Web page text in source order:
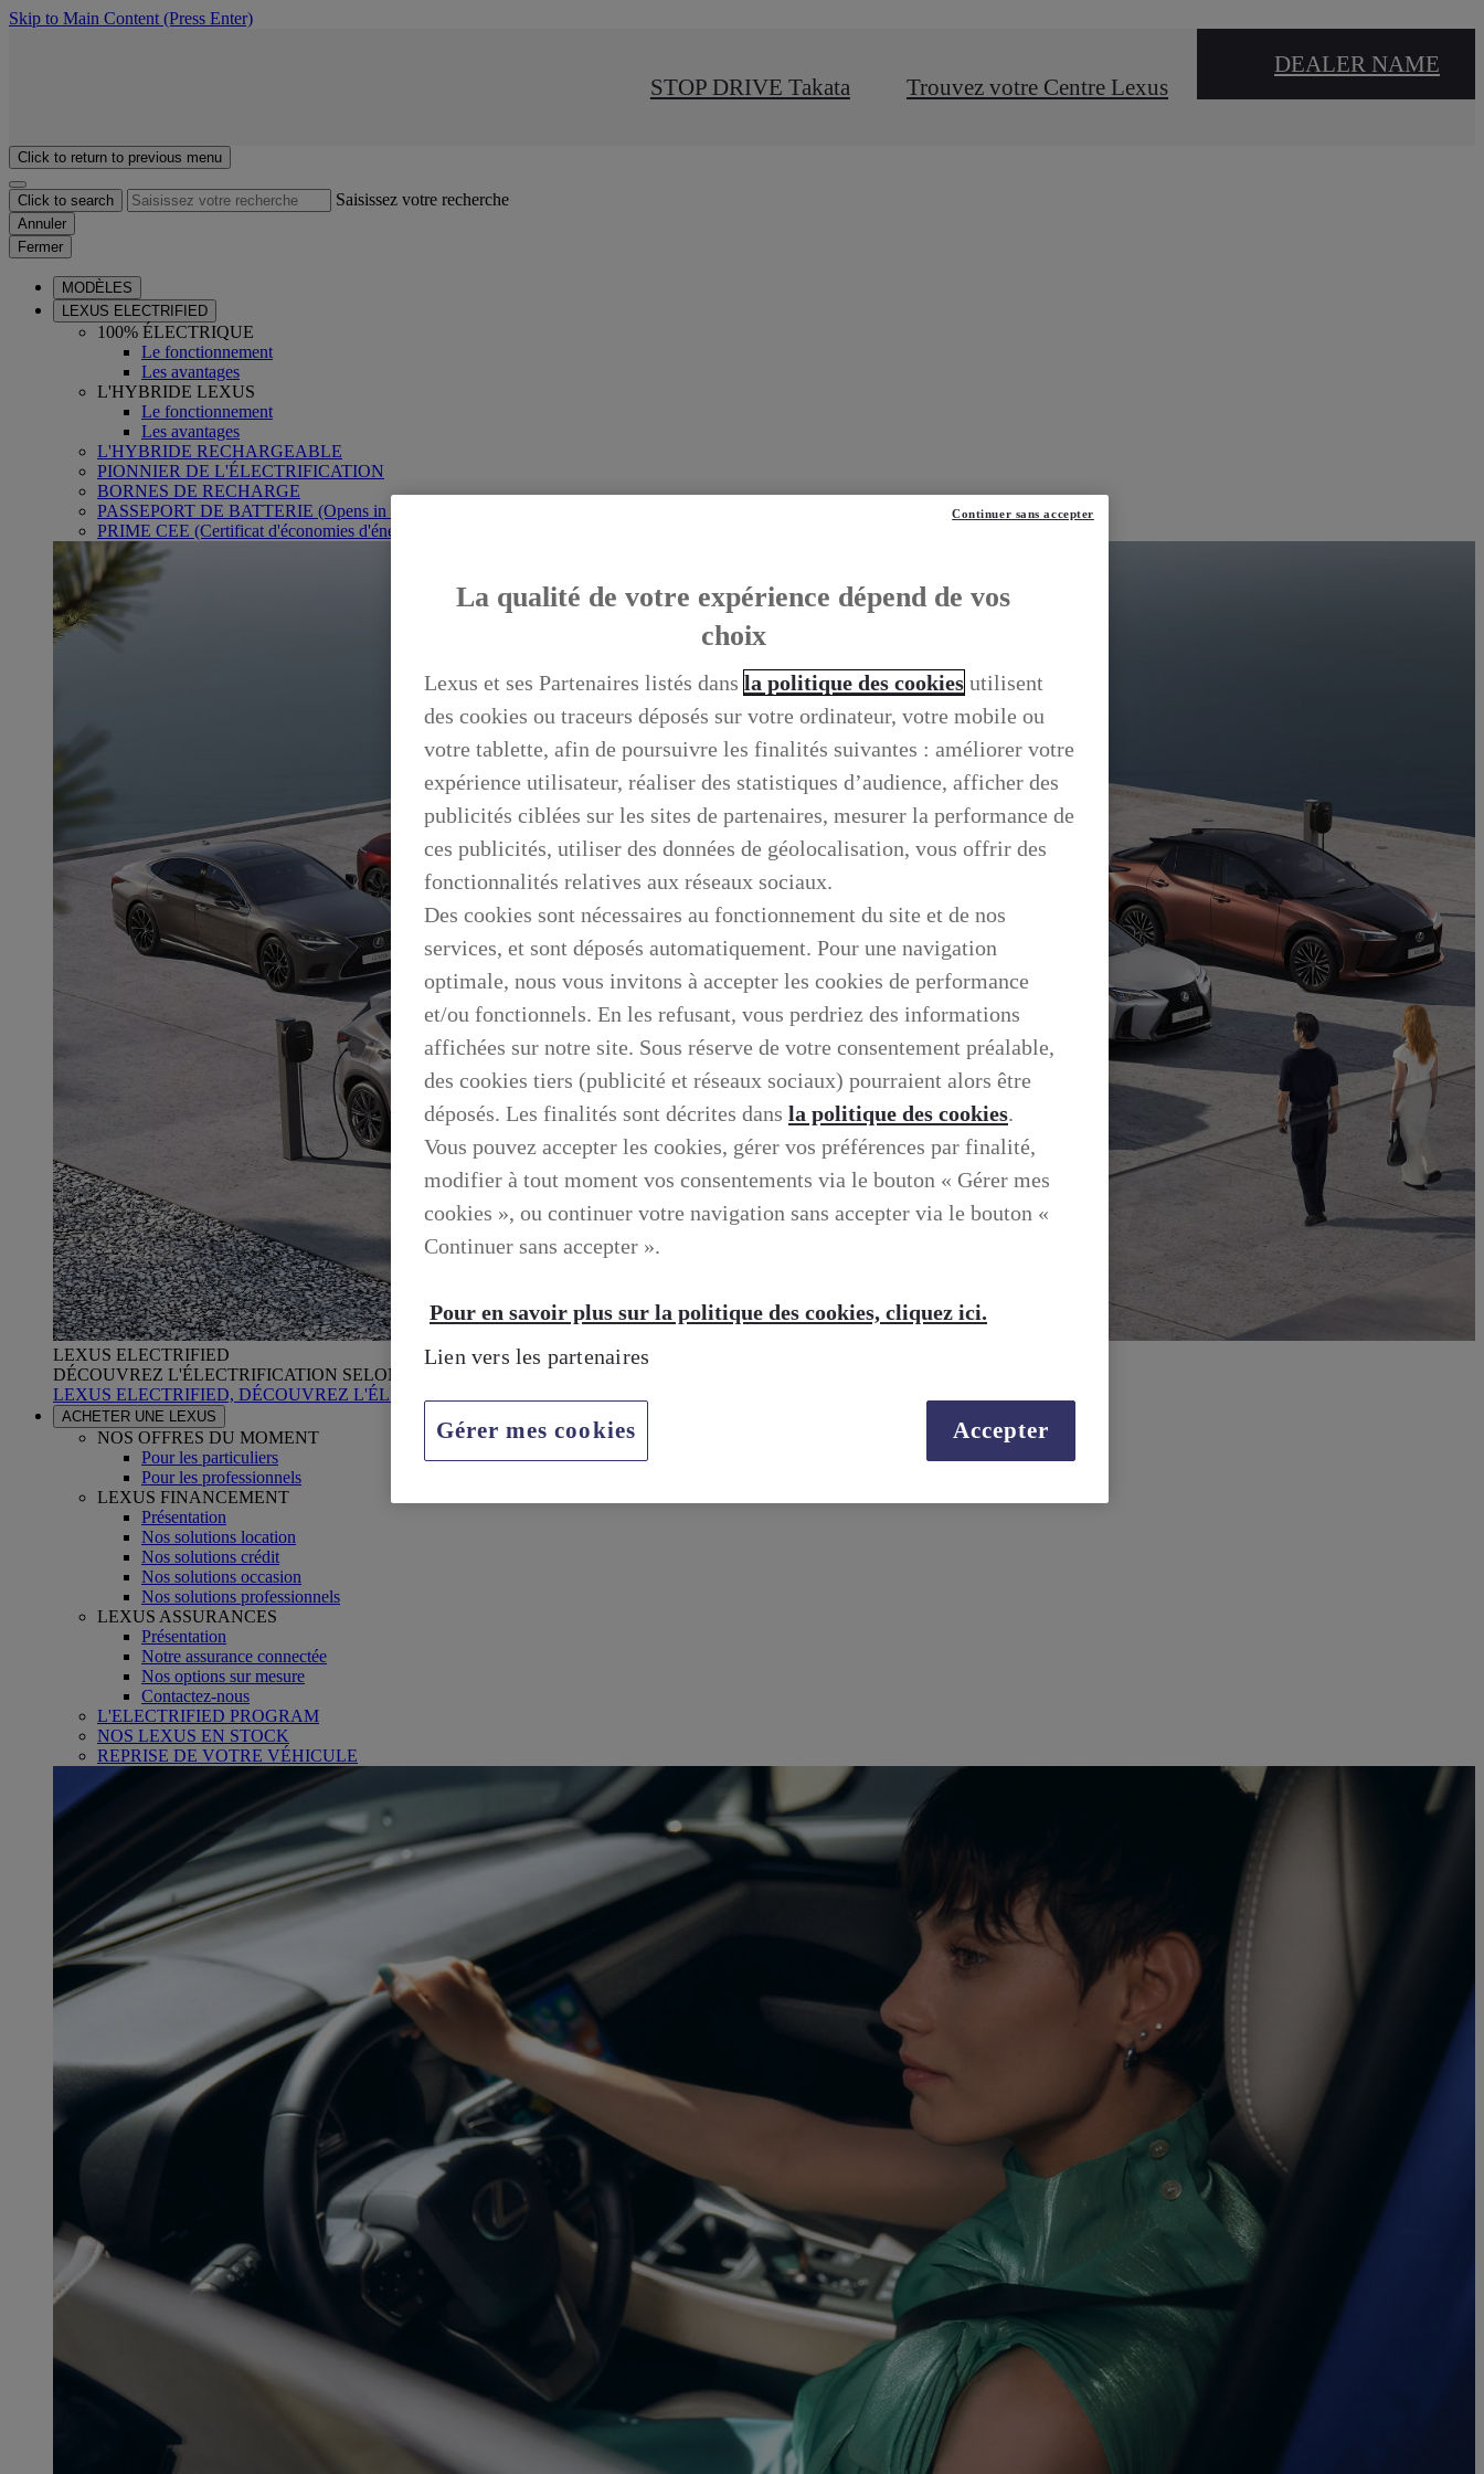
Skip to Main Content (Press Enter)
STOP DRIVE Takata Trouvez votre Centre Lexus
DEALER NAME
Click to return to previous menu
Click to search Saisissez votre recherche
Annuler
Fermer
MODÈLES
LEXUS ELECTRIFIED
100% ÉLECTRIQUE
Le fonctionnement
Les avantages
L'HYBRIDE LEXUS
Le fonctionnement
Les avantages
L'HYBRIDE RECHARGEABLE
PIONNIER DE L'ÉLECTRIFICATION
BORNES DE RECHARGE
PASSEPORT DE BATTERIE (Opens in new window)
PRIME CEE (Certificat d'économies d'énergie)
LEXUS ELECTRIFIED
DÉCOUVREZ L'ÉLECTRIFICATION SELON LEXUS
LEXUS ELECTRIFIED, DÉCOUVREZ L'ÉLECTRIFICATION SELON LEXUS
ACHETER UNE LEXUS
NOS OFFRES DU MOMENT
Pour les particuliers
Pour les professionnels
LEXUS FINANCEMENT
Présentation
Nos solutions location
Nos solutions crédit
Nos solutions occasion
Nos solutions professionnels
LEXUS ASSURANCES
Présentation
Notre assurance connectée
Nos options sur mesure
Contactez-nous
L'ELECTRIFIED PROGRAM
NOS LEXUS EN STOCK
REPRISE DE VOTRE VÉHICULE
La qualité de votre expérience dépend de vos
choix
Lexus et ses Partenaires listés dans la politique des cookies utilisent
des cookies ou traceurs déposés sur votre ordinateur, votre mobile ou
votre tablette, afin de poursuivre les finalités suivantes : améliorer votre
expérience utilisateur, réaliser des statistiques d’audience, afficher des
publicités ciblées sur les sites de partenaires, mesurer la performance de
ces publicités, utiliser des données de géolocalisation, vous offrir des
fonctionnalités relatives aux réseaux sociaux.
Des cookies sont nécessaires au fonctionnement du site et de nos
services, et sont déposés automatiquement. Pour une navigation
optimale, nous vous invitons à accepter les cookies de performance
et/ou fonctionnels. En les refusant, vous perdriez des informations
affichées sur notre site. Sous réserve de votre consentement préalable,
des cookies tiers (publicité et réseaux sociaux) pourraient alors être
déposés. Les finalités sont décrites dans la politique des cookies.
Vous pouvez accepter les cookies, gérer vos préférences par finalité,
modifier à tout moment vos consentements via le bouton « Gérer mes
cookies », ou continuer votre navigation sans accepter via le bouton «
Continuer sans accepter ».
Pour en savoir plus sur la politique des cookies, cliquez ici.
Lien vers les partenaires
Gérer mes cookies
Continuer sans accepter
Accepter